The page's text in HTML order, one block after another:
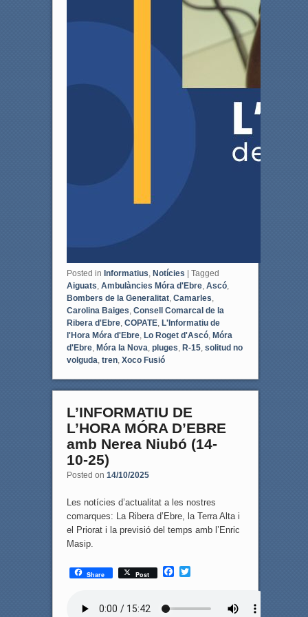
Posted in Informatius, Notícies
Tagged
Aiguats, Ambulàncies Móra d'Ebre, Ascó,
Bombers de la Generalitat, Camarles,
Carolina Baiges, Consell Comarcal de la
Ribera d'Ebre, COPATE, L'Informatiu de
l'Hora Móra d'Ebre, Lo Roget d'Ascó, Móra
d'Ebre, Móra la Nova, pluges, R-15, solitud no
volguda, tren, Xoco Fusió
L’INFORMATIU DE
L’HORA MÓRA D’EBRE
amb Nerea Niubó (14-
10-25)
Posted on 14/10/2025
Les notícies d’actualitat a les nostres
comarques: La Ribera d’Ebre, la Terra Alta i
el Priorat i la previsió del temps amb l’Enric
Masip.
Share Post
F
T